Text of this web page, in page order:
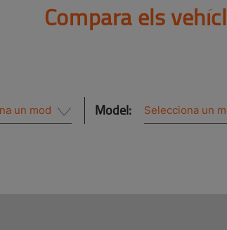
Compara els
Model: